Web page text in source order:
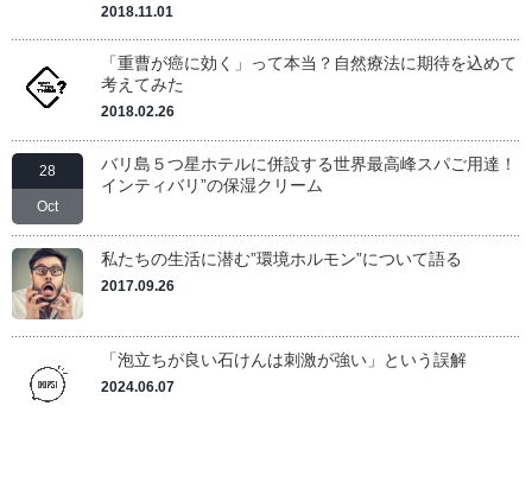
2018.11.01
「重曹が癌に効く」って本当？自然療法に期待を込めて
考えてみた
2018.02.26
28
Oct
バリ島５つ星ホテルに併設する世界最高峰スパご用達！
インティバリ”の保湿クリーム
私たちの生活に潜む”環境ホルモン”について語る
2017.09.26
「泡立ちが良い石けんは刺激が強い」という誤解
2024.06.07